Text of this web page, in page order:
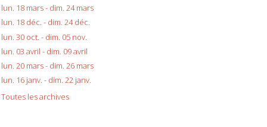
lun. 18 mars - dim. 24 mars
lun. 18 déc. - dim. 24 déc.
lun. 30 oct. - dim. 05 nov.
lun. 03 avril - dim. 09 avril
lun. 20 mars - dim. 26 mars
lun. 16 janv. - dim. 22 janv.
Toutes les archives